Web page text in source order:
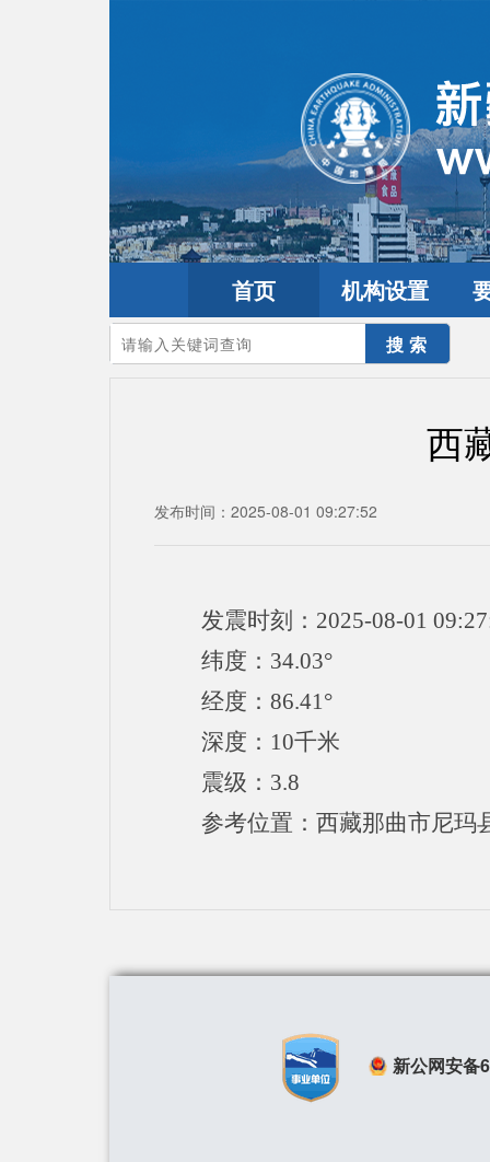
首页 机构设置
您的当前位置：首页>地震频道 全球震讯
西
发布时间：2025-08-01 09:27:52
发震时刻：2025-08-01
纬度：34.03°
经度：86.41°
深度：10千米
震级：3.8
参考位置：西藏那曲市尼玛
新公网安备